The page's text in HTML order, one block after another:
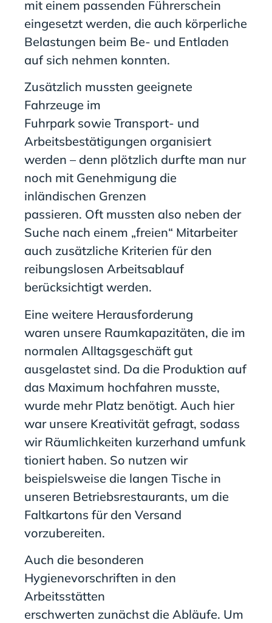
mit einem passenden Führerschein
eingesetzt werden, die auch körperliche
Belastungen beim Be- und Entladen
auf sich nehmen konnten.
Zusätzlich mussten geeignete
Fahrzeuge im
Fuhrparksowie Transport- und
Arbeitsbestätigungen organisiert
werden – denn plötzlich durfte man nur
noch mit Genehmigung die
inländischen Grenzen
passieren. Oft mussten also neben der
Suche nach einem „freien“ Mitarbeiter
auch zusätzliche Kriterien für den
reibungslosen Arbeitsablauf
berücksichtigt werden.
Eine weitere Herausforderung
waren unsere Raumkapazitäten, die im
normalen Alltagsgeschäft gut
ausgelastet sind. Da die Produktion auf
das Maximum hochfahren musste,
wurde mehr Platz benötigt. Auch hier
war unsere Kreativität gefragt, sodass
wir Räumlichkeiten kurzerhand umfunk
tioniert haben. So nutzen wir
beispielsweise die langen Tische in
unseren Betriebsrestaurants, um die
Faltkartons für den Versand
vorzubereiten.
Auch die besonderen
Hygienevorschriften in den
Arbeitsstätten
erschwerten zunächst die Abläufe. Um